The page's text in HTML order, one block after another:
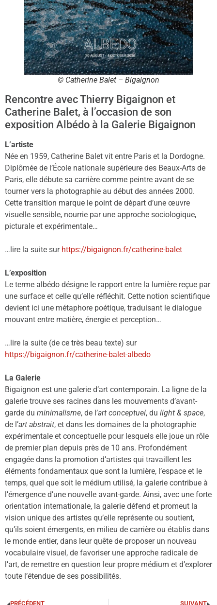
© Catherine Balet – Bigaignon
Rencontre avec Thierry Bigaignon et
Catherine Balet, à l’occasion de son
exposition Albédo à la Galerie Bigaignon
L’artiste
Née en 1959, Catherine Balet vit entre Paris et la Dordogne.
Diplômée de l’École nationale supérieure des Beaux-Arts de
Paris, elle débute sa carrière comme peintre avant de se
tourner vers la photographie au début des années 2000.
Cette transition marque le point de départ d’une œuvre
visuelle sensible, nourrie par une approche sociologique,
picturale et expérimentale…
…lire la suite sur https://bigaignon.fr/catherine-balet
L’exposition
Le terme albédo désigne le rapport entre la lumière reçue par
une surface et celle qu’elle réfléchit. Cette notion scientifique
devient ici une métaphore poétique, traduisant le dialogue
mouvant entre matière, énergie et perception…
…lire la suite (de ce très beau texte) sur
https://bigaignon.fr/catherine-balet-albedo
La Galerie
Bigaignon est une galerie d’art contemporain. La ligne de la
galerie trouve ses racines dans les mouvements d’avant-
garde du minimalisme, de l’art conceptuel, du light & space,
de l’art abstrait, et dans les domaines de la photographie
expérimentale et conceptuelle pour lesquels elle joue un rôle
de premier plan depuis près de 10 ans. Profondément
engagée dans la promotion d’artistes qui travaillent les
éléments fondamentaux que sont la lumière, l’espace et le
temps, quel que soit le médium utilisé, la galerie contribue à
l’émergence d’une nouvelle avant-garde. Ainsi, avec une forte
orientation internationale, la galerie défend et promeut la
vision unique des artistes qu’elle représente ou soutient,
qu’ils soient émergents, en milieu de carrière ou établis dans
le monde entier, dans leur quête de proposer un nouveau
vocabulaire visuel, de favoriser une approche radicale de
l’art, de remettre en question leur propre médium et d’explorer
toute l’étendue de ses possibilités.
PRÉCÉDENT SUIVANT